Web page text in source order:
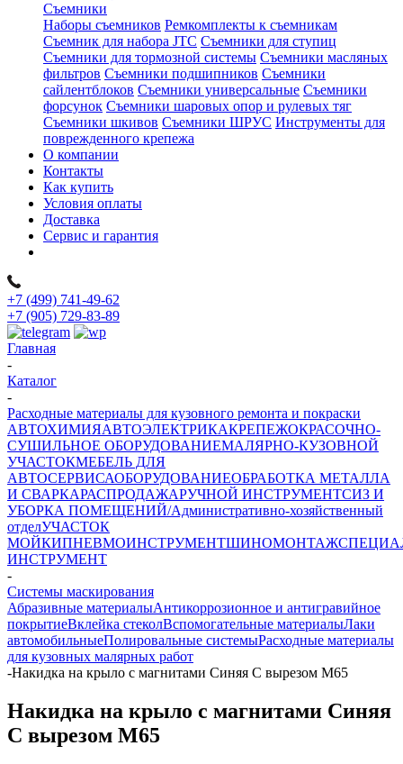
Съемники
Наборы съемников Ремкомплекты к съемникам
Съемник для набора JTC Съемники для ступиц
Съемники для тормозной системы Съемники масляных
фильтров Съемники подшипников Съемники
сайлентблоков Съемники универсальные Съемники
форсунок Съемники шаровых опор и рулевых тяг
Съемники шкивов Съемники ШРУС Инструменты для
поврежденного крепежа
О компании
Контакты
Как купить
Условия оплаты
Доставка
Сервис и гарантия
+7 (499) 741-49-62
+7 (905) 729-83-89
Главная
-
Каталог
-
Расходные материалы для кузовного ремонта и покраски
АВТОХИМИЯАВТОЭЛЕКТРИКАКРЕПЕЖОКРАСОЧНО-
СУШИЛЬНОЕ ОБОРУДОВАНИЕМАЛЯРНО-КУЗОВНОЙ
УЧАСТОКМЕБЕЛЬ ДЛЯ
АВТОСЕРВИСАОБОРУДОВАНИЕОБРАБОТКА МЕТАЛЛА
И СВАРКАРАСПРОДАЖАРУЧНОЙ ИНСТРУМЕНТСИЗ И
УБОРКА ПОМЕЩЕНИЙ/Административно-хозяйственный
отделУЧАСТОК
МОЙКИПНЕВМОИНСТРУМЕНТШИНОМОНТАЖ
ИНСТРУМЕНТ
-
Системы маскирования
Абразивные материалыАнтикоррозионное и антигравийное
покрытиеВклейка стеколВспомогательные материалыЛаки
автомобильныеПолировальные системыРасходные материалы
для кузовных малярных работ
-Накидка на крыло с магнитами Синяя С вырезом M65
Накидка на крыло с магнитами Синяя
С вырезом M65